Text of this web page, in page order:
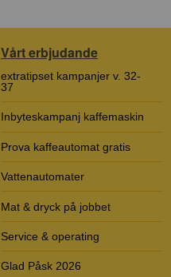
Vårt erbjudande
extratipset kampanjer v. 32-
37
Inbyteskampanj kaffemaskin
Prova kaffeautomat gratis
Vattenautomater
Mat & dryck på jobbet
Service & operating
Glad Påsk 2026